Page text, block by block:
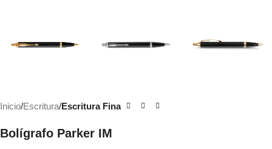
Inicio Escritura Escritura Fina
Bolígrafo Parker IM